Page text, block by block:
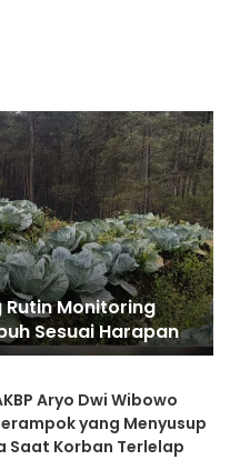
Monitoring
Sesuai Harapan
di
Aryo Dwi Wibowo
yang Menyusup
Saat Korban Terlelap